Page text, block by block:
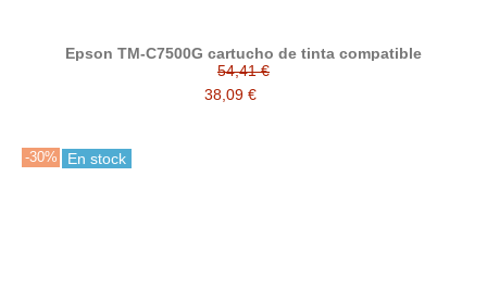
Epson TM-C7500G cartucho de tinta compatible
54,41 €
38,09 €
-30% En stock